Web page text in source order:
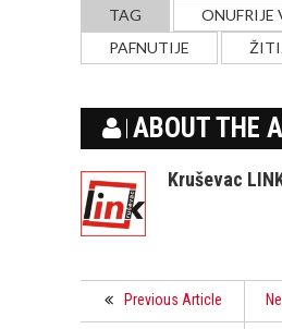
TAG
ONUFRIJE
PAFNUTIJE
ABOUT THE
Kruševac
Previous Article